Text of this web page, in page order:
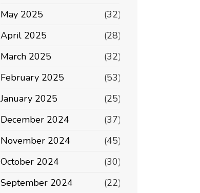
May 2025
(32)
April 2025
(28)
March 2025
(32)
February 2025
(53)
January 2025
(25)
December 2024
(37)
November 2024
(45)
October 2024
(30)
September 2024
(22)